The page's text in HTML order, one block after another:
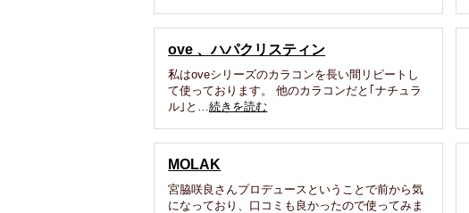
ove 、ハパクリスティン
私はoveシリーズのカラコンを長い間リピートし
て使っております。 他のカラコンだと｢ナチュラ
ル｣と…続きを読む
MOLAK
宮脇咲良さんプロデュースということで前から気
になっており、口コミも良かったので使ってみま